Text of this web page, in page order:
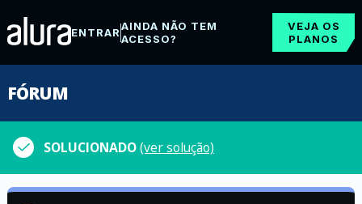
ENTRARAINDA NÃO TEM
ACESSO?
VEJA OS
PLANOS
FÓRUM
SOLUCIONADO(ver solução)